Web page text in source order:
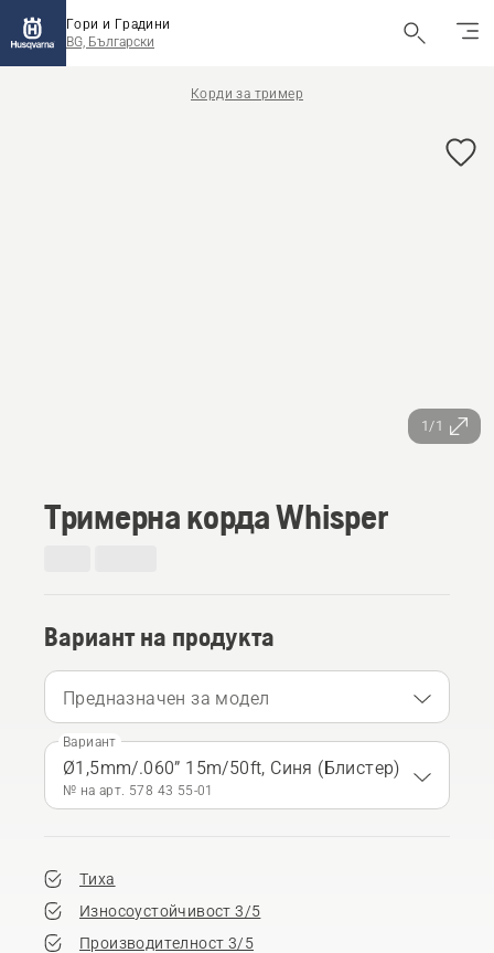
Гори и Градини
BG, Български
Корди за тример
1/1
Тримерна корда Whisper
Вариант на продукта
Предназначен за модел
Вариант
Ø1,5mm/.060” 15m/50ft, Синя (Блистер)
№ на арт. 578 43 55‑01
Тиха
Износоустойчивост 3/5
Производителност 3/5